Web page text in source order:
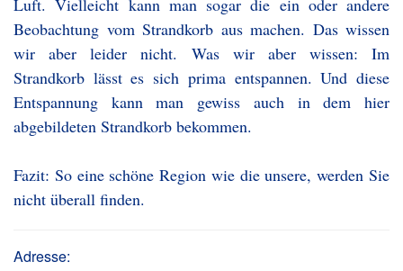
Luft. Vielleicht kann man sogar die ein oder andere
Beobachtung vom Strandkorb aus machen. Das wissen
wir aber leider nicht. Was wir aber wissen: Im
Strandkorb lässt es sich prima entspannen. Und diese
Entspannung kann man gewiss auch in dem hier
abgebildeten Strandkorb bekommen.
Fazit: So eine schöne Region wie die unsere, werden Sie
nicht überall finden.
Adresse: